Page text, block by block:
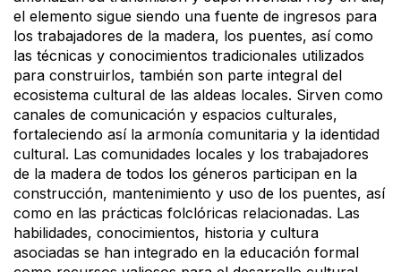
el elemento sigue siendo una fuente de ingresos para
los trabajadores de la madera, los puentes, así como
las técnicas y conocimientos tradicionales utilizados
para construirlos, también son parte integral del
ecosistema cultural de las aldeas locales. Sirven como
canales de comunicación y espacios culturales,
fortaleciendo así la armonía comunitaria y la identidad
cultural. Las comunidades locales y los trabajadores
de la madera de todos los géneros participan en la
construcción, mantenimiento y uso de los puentes, así
como en las prácticas folclóricas relacionadas. Las
habilidades, conocimientos, historia y cultura
asociadas se han integrado en la educación formal